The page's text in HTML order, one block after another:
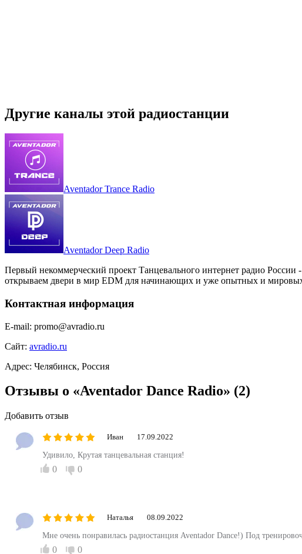
Другие каналы этой радиостанции
Aventador Trance Radio
Aventador Deep Radio
Первый некоммерческий проект Танцевального интернет радио
открываем двери в мир EDM для начинающих и уже опытных и
Контактная информация
E-mail: promo@avradio.ru
Сайт: avradio.ru
Адрес: Челябинск, Россия
Отзывы о «Aventador Dance Radio» (2)
Добавить отзыв
Иван 17.09.2022
Удивило, Крутая танцевальная станция!
0 0
Наталья 08.09.2022
Мне очень понравилась радиостанция Aventador Dance!) Под
0 0